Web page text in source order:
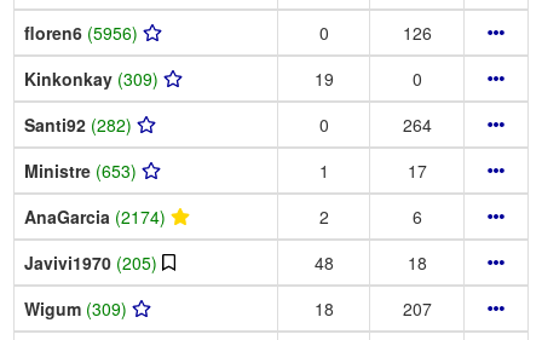
floren6 (5956) 0
126
Kinkonkay (309) 19
0
Santi92 (282) 0
264
Ministre (653) 1
17
AnaGarcia (2174) 2
6
Javivi1970 (205) 48
18
Wigum (309) 18
207